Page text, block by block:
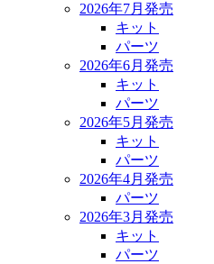
2026年7月発売
キット
パーツ
2026年6月発売
キット
パーツ
2026年5月発売
キット
パーツ
2026年4月発売
パーツ
2026年3月発売
キット
パーツ